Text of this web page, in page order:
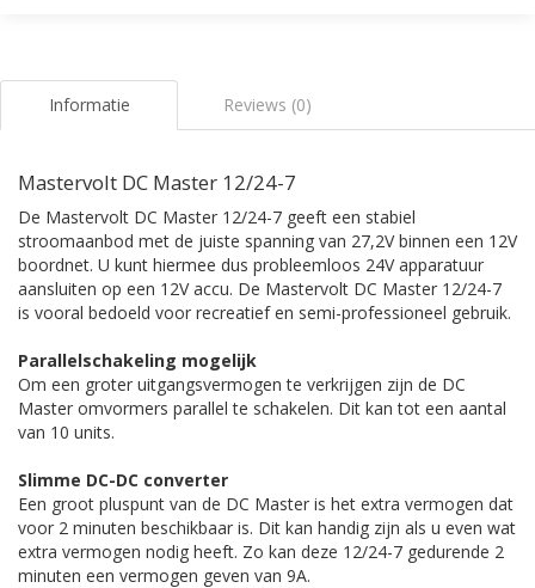
Informatie Reviews (0)
Mastervolt DC Master 12/24-7
De Mastervolt DC Master 12/24-7 geeft een stabiel
stroomaanbod met de juiste spanning van 27,2V binnen een 12V
boordnet. U kunt hiermee dus probleemloos 24V apparatuur
aansluiten op een 12V accu. De Mastervolt DC Master 12/24-7
is vooral bedoeld voor recreatief en semi-professioneel gebruik.
Parallelschakeling mogelijk
Om een groter uitgangsvermogen te verkrijgen zijn de DC
Master omvormers parallel te schakelen. Dit kan tot een aantal
van 10 units.
Slimme DC-DC converter
Een groot pluspunt van de DC Master is het extra vermogen dat
voor 2 minuten beschikbaar is. Dit kan handig zijn als u even wat
extra vermogen nodig heeft. Zo kan deze 12/24-7 gedurende 2
minuten een vermogen geven van 9A.